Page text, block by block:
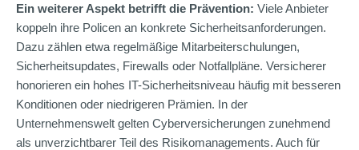
Ein weiterer Aspekt betrifft die Prävention: Viele Anbieter
koppeln ihre Policen an konkrete Sicherheitsanforderungen.
Dazu zählen etwa regelmäßige Mitarbeiterschulungen,
Sicherheitsupdates, Firewalls oder Notfallpläne. Versicherer
honorieren ein hohes IT-Sicherheitsniveau häufig mit besseren
Konditionen oder niedrigeren Prämien. In der
Unternehmenswelt gelten Cyberversicherungen zunehmend
als unverzichtbarer Teil des Risikomanagements. Auch für